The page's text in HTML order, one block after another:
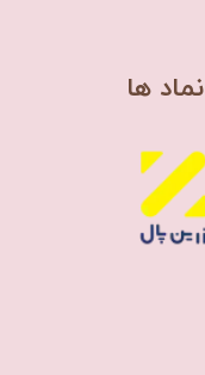
​نماد ها